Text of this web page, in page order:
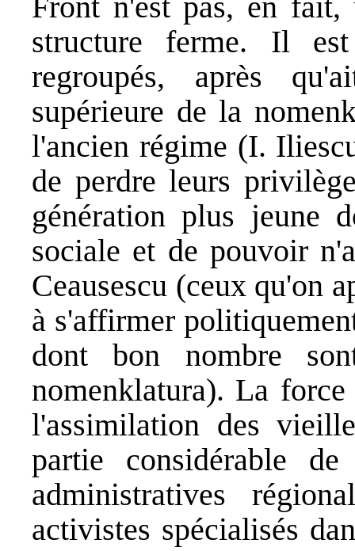
structure ferme. Il
regroupés, après
supérieure de la
l'ancien régime (I.
de perdre leurs
génération plus jeune
sociale et de pouvoir
Ceausescu (ceux qu'on
à s'affirmer
dont bon nombre
nomenklatura). La
l'assimilation des
partie considérable
administratives
activistes spécialisés